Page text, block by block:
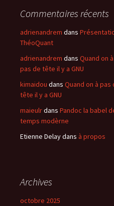
Commentaires récents
adrienandrem dans
ThéoQuant
adrienandrem dans Quand on à
pas de tête il y a GNU
kimaidou dans Quand on à pas
tête il y a GNU
maieulrdans Pandoc la babel
temps modèrne
Etienne Delaydans à propos
Archives
octobre 2025